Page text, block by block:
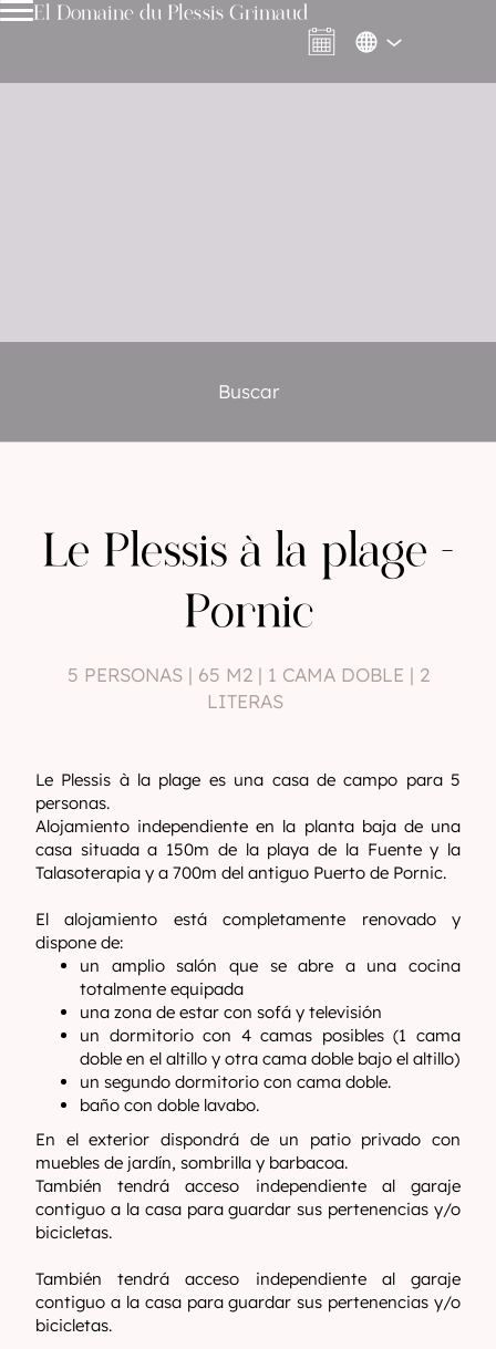
El Domaine du Plessis Grimaud
Buscar
Le Plessis à la plage -
Pornic
5 PERSONAS | 65 M2 | 1 CAMA DOBLE | 2
LITERAS
Le Plessis à la plage es una casa de campo para 5
personas.
Alojamiento independiente en la planta baja de una
casa situada a 150m de la playa de la Fuente y la
Talasoterapia y a 700m del antiguo Puerto de Pornic.
El alojamiento está completamente renovado y
dispone de:
un amplio salón que se abre a una cocina
totalmente equipada
una zona de estar con sofá y televisión
un dormitorio con 4 camas posibles (1 cama
doble en el altillo y otra cama doble bajo el altillo)
un segundo dormitorio con cama doble.
baño con doble lavabo.
En el exterior dispondrá de un patio privado con
muebles de jardín, sombrilla y barbacoa.
También tendrá acceso independiente al garaje
contiguo a la casa para guardar sus pertenencias y/o
bicicletas.
También tendrá acceso independiente al garaje
contiguo a la casa para guardar sus pertenencias y/o
bicicletas.